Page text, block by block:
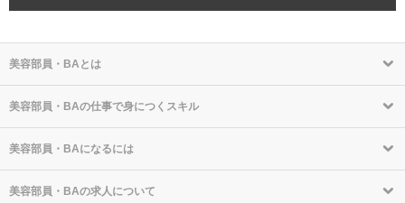
美容部員・BAとは
美容部員・BAの仕事で身につくスキル
美容部員・BAになるには
美容部員・BAの求人について